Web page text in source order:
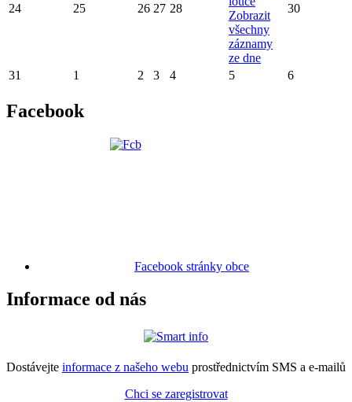
24 25 26 27 28
Zobrazit
všechny
záznamy
ze dne
30
31 1 2 3 4 5 6
Facebook
Facebook stránky obce
Informace od nás
Dostávejte informace z našeho webu prostřednictvím SMS a e-mailů
Chci se zaregistrovat